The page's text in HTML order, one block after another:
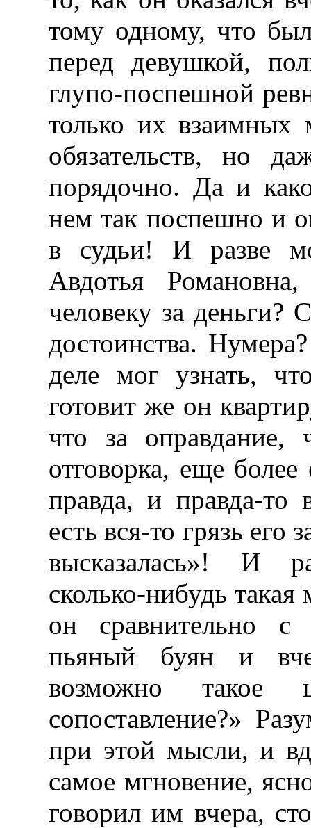
тому одному, что
перед девушкой,
глупо-поспешной
только их
обязательств, но
порядочно. Да и
нем так поспешно и
в судьи! И разве
Авдотья Романовна,
человеку за деньги?
достоинства.
деле мог узнать,
готовит же он
что за
отговорка, еще
правда, и правда-то
есть вся-то грязь его
высказалась»! И
сколько-нибудь
он сравнительно
пьяный буян и
возможно такое
сопоставление?»
при этой мысли, и
самое мгновение,
говорил им вчера,